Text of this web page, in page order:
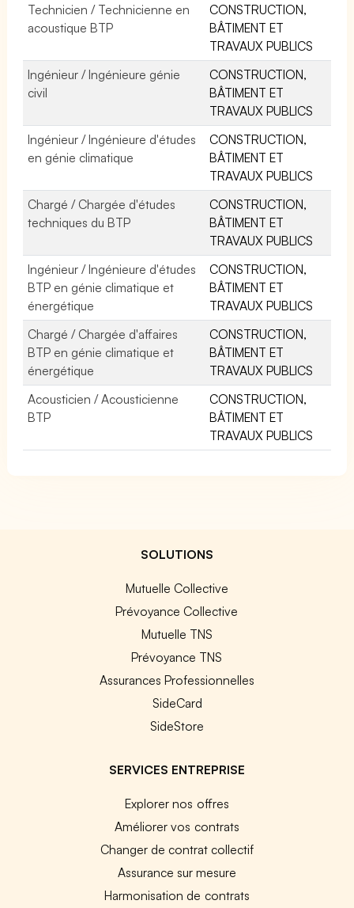
Technicien / Technicienne en
acoustique BTP
CONSTRUCTION,
BÂTIMENT ET
TRAVAUX PUBLICS
Ingénieur / Ingénieure génie
civil
CONSTRUCTION,
BÂTIMENT ET
TRAVAUX PUBLICS
Ingénieur / Ingénieure d'études
en génie climatique
CONSTRUCTION,
BÂTIMENT ET
TRAVAUX PUBLICS
Chargé / Chargée d'études
techniques du BTP
CONSTRUCTION,
BÂTIMENT ET
TRAVAUX PUBLICS
Ingénieur / Ingénieure d'études
BTP en génie climatique et
énergétique
CONSTRUCTION,
BÂTIMENT ET
TRAVAUX PUBLICS
Chargé / Chargée d'affaires
BTP en génie climatique et
énergétique
CONSTRUCTION,
BÂTIMENT ET
TRAVAUX PUBLICS
Acousticien / Acousticienne
BTP
CONSTRUCTION,
BÂTIMENT ET
TRAVAUX PUBLICS
SOLUTIONS
Mutuelle Collective
Prévoyance Collective
Mutuelle TNS
Prévoyance TNS
Assurances Professionnelles
SideCard
SideStore
SERVICES ENTREPRISE
Explorer nos offres
Améliorer vos contrats
Changer de contrat collectif
Assurance sur mesure
Harmonisation de contrats